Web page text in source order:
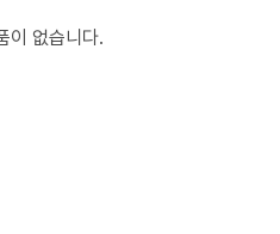
이 없습니다.